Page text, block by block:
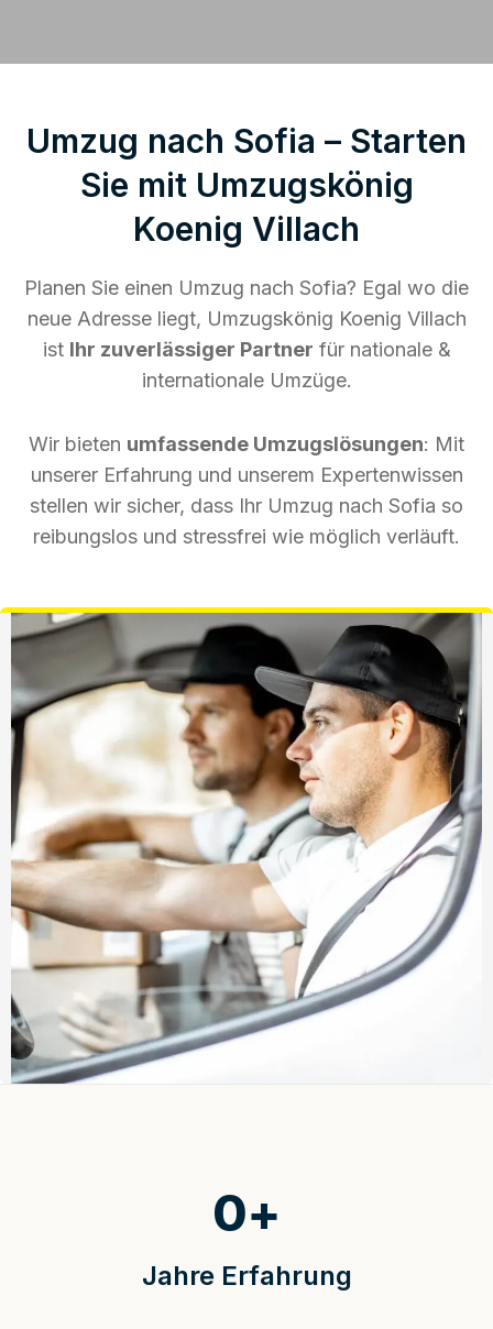
Umzug nach Sofia – Starten
Sie mit Umzugskönig
Koenig Villach
Planen Sie einen Umzug nach Sofia? Egal wo die
neue Adresse liegt, Umzugskönig Koenig Villach
ist Ihr zuverlässiger Partner für nationale &
internationale Umzüge.
Wir bieten umfassende Umzugslösungen: Mit
unserer Erfahrung und unserem Expertenwissen
stellen wir sicher, dass Ihr Umzug nach Sofia so
reibungslos und stressfrei wie möglich verläuft.
Jahre Erfahrung
0+